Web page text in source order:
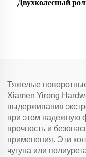
Двухколесный
Тяжелые
Xiamen Yirong
выдерживания
при этом надежную
прочность и
применения. Эти
чугуна или